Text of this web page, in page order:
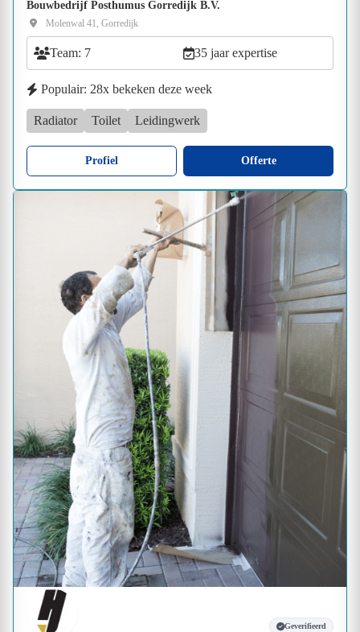
Bouwbedrijf Posthumus Gorredijk B.V.
Molenwal 41, Gorredijk
Team: 7 35 jaar expertise
Populair: 28x bekeken deze week
Radiator Toilet Leidingwerk
Profiel Offerte
Geverifieerd